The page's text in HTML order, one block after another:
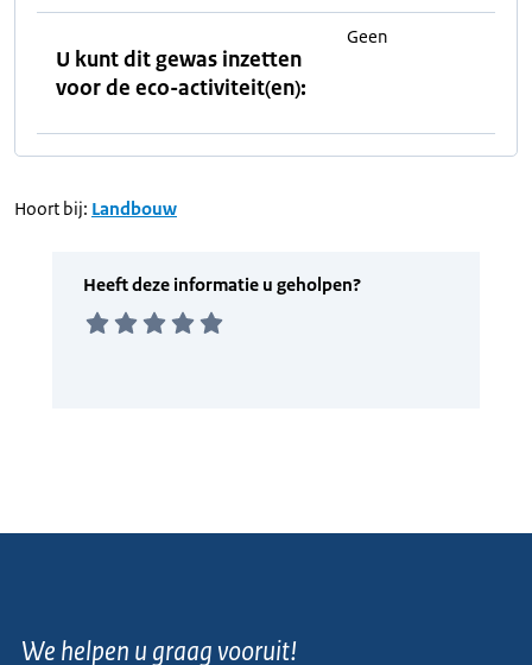
U kunt dit gewas inzetten
voor de eco-activiteit(en):
Geen
Hoort bij: Landbouw
We helpen u graag vooruit!